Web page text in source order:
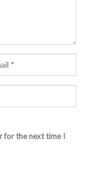
for the next time I